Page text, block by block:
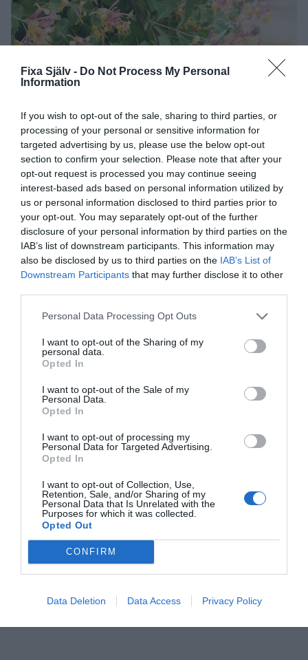
Fixa Själv - Do Not Process My Personal
Information
If you wish to opt-out of the sale, sharing to third parties, or
processing of your personal or sensitive information for
targeted advertising by us, please use the below opt-out
section to confirm your selection. Please note that after your
opt-out request is processed you may continue seeing
interest-based ads based on personal information utilized by
us or personal information disclosed to third parties prior to
your opt-out. You may separately opt-out of the further
disclosure of your personal information by third parties on the
IAB’s list of downstream participants. This information may
also be disclosed by us to third parties on the IAB’s List of
Downstream Participants that may further disclose it to other
Personal Data Processing Opt Outs
I want to opt-out of the Sharing of my
personal data.
Opted In
I want to opt-out of the Sale of my
Personal Data.
Opted In
I want to opt-out of processing my
Personal Data for Targeted Advertising.
Opted In
I want to opt-out of Collection, Use,
Retention, Sale, and/or Sharing of my
Personal Data that Is Unrelated with the
Purposes for which it was collected.
Opted Out
CONFIRM
Data Deletion Data Access Privacy Policy
Mer inspiration direkt i din inkorg?
Ja, jag vill gärna ha nyhetsbrevet >>
Facebook
E-post